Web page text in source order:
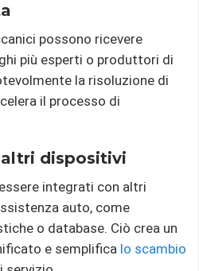
possono ricevere
più esperti o produttori di
la risoluzione di
il processo di
dispositivi
integrati con altri
auto, come
o database. Ciò crea un
e semplifica lo scambio